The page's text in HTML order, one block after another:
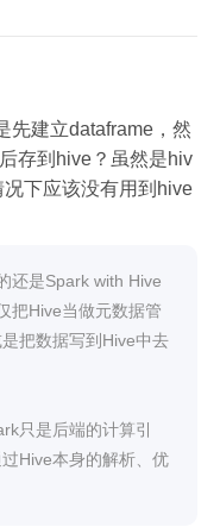
先建立dataframe，然
存到hive？虽然是hiv
下应该没有用到hive
还是Spark with Hive
把Hive当做元数据管
把数据写到Hive中去
只是后端的计算引
Hive本身的解析、优